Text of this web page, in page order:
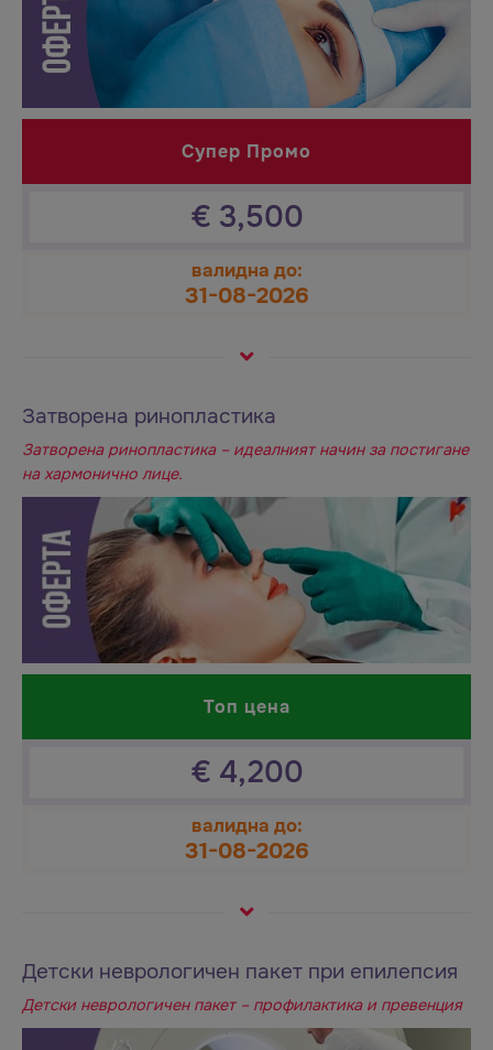
Супер Промо
€ 3,500
валидна до:
31-08-2026
Затворена ринопластика
Затворена ринопластика – идеалният начин за постигане
на хармонично лице.
Топ цена
€ 4,200
валидна до:
31-08-2026
Детски неврологичен пакет при епилепсия
Детски неврологичен пакет – профилактика и превенция